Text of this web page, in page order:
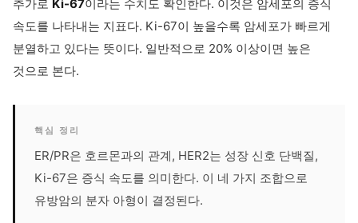
추가로 Ki-67이라는 수치도 확인한다. 이것은 암세포의 증식
속도를 나타내는 지표다. Ki-67이 높을수록 암세포가 빠르게
분열하고 있다는 뜻이다. 일반적으로 20% 이상이면 높은
것으로 본다.
핵심 정리
ER/PR은 호르몬과의 관계, HER2는 성장 신호 단백질,
Ki-67은 증식 속도를 의미한다. 이 네 가지 조합으로
유방암의 분자 아형이 결정된다.